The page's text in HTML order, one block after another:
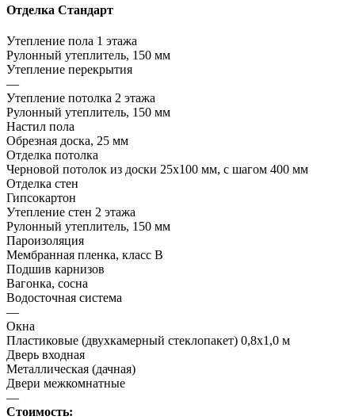
Отделка Стандарт
Утепление пола 1 этажа
Рулонный утеплитель, 150 мм
Утепление перекрытия
—
Утепление потолка 2 этажа
Рулонный утеплитель, 150 мм
Настил пола
Обрезная доска, 25 мм
Отделка потолка
Черновой потолок из доски 25х100 мм, с шагом 400 мм
Отделка стен
Гипсокартон
Утепление стен 2 этажа
Рулонный утеплитель, 150 мм
Пароизоляция
Мембранная пленка, класс В
Подшив карнизов
Вагонка, сосна
Водосточная система
—
Окна
Пластиковые (двухкамерный стеклопакет) 0,8х1,0 м
Дверь входная
Металлическая (дачная)
Двери межкомнатные
—
Стоимость: